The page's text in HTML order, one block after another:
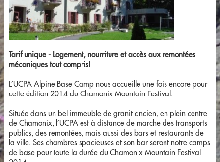
Tarif unique - Logement, nourriture et accès aux remontées
mécaniques tout compris!
L’UCPA Alpine Base Camp nous accueille une fois encore pour
cette édition 2014 du Chamonix Mountain Festival.
Située dans un bel immeuble de granit ancien, en plein centre
de Chamonix, l’UCPA est à distance de marche des transports
publics, des remontées, mais aussi des bars et restaurants de
la ville. Ses chambres spacieuses et son bar seront notre camps
de base pour toute la durée du Chamonix Mountain Festival